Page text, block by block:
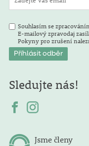
Souhlasím se
E-mailový zpravodaj
Pokyny pro zrušení
Sledujte nás!
Jsme členy